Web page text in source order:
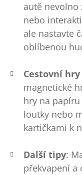
autě nevolno
nebo
ale nastavte
oblíbenou
Cestovní
magnetické
hry na
loutky nebo
kartičkami k
Další tipy:
překvapení a